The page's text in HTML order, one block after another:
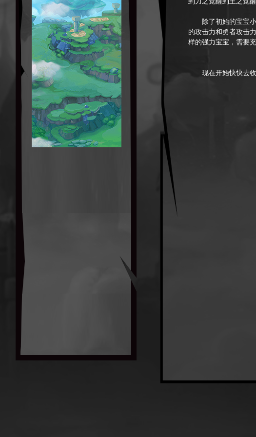
除了初始的宝宝小
的攻击力和勇者攻击
样的强力宝宝，需要
现在开始快快去收